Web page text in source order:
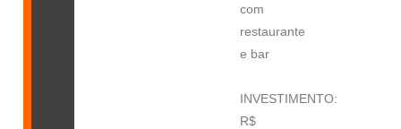
com
restaurante
e bar
INVESTIMENTO:
R$